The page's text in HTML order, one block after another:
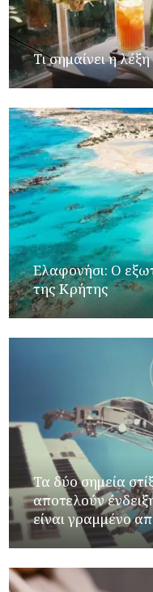
Τι σημαίνει η
Ελαφονήσι: Ο
της Κρήτης
Τα δύο σημεία
αποτελούν
είναι γραμμένο